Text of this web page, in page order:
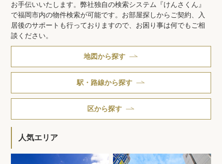
お手伝いいたします。弊社独自の検索システム『けんさくん』
で福岡市内の物件検索が可能です。お部屋探しからご契約、入
居後のサポートも行っておりますので、お困り事は何でもご相
談ください。
地図から探す
駅・路線から探す
区から探す
人気エリア